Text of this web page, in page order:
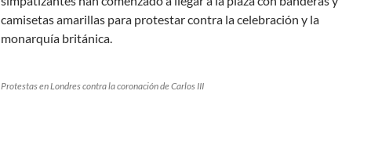
camisetas amarillas para protestar contra la celebración y la
monarquía británica.
Protestas en Londres contra la coronación de Carlos III